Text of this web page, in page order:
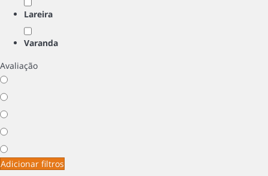
Lareira
Varanda
Avaliação
Adicionar filtros